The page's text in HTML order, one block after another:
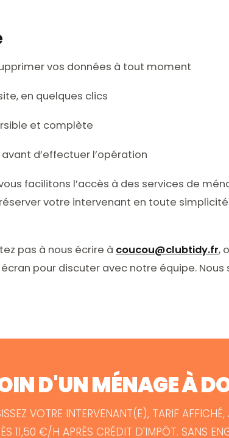
vos données à tout moment
en quelques clics
et complète
d’effectuer l’opération
facilitons l’accès à des services de
votre intervenant en toute
pas à nous écrire à coucou@clubtidy.fr,
pour discuter avec notre équipe. Nous
D'UN MÉNAGE À
VOTRE INTERVENANT(E), TARIF
11,50 €/H APRÈS CRÉDIT D'IMPÔT. SANS